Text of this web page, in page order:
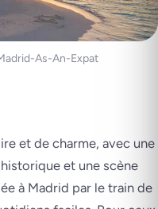
As-An-Expat
et de charme, avec une
et une scène
à Madrid par le train de